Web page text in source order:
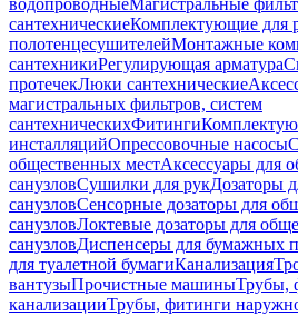
водопроводныеМагистральные
сантехническиеКомплектующие для
полотенцесушителейМонтажные
сантехникиРегулирующая арматура
протечекЛюки сантехнические
магистральных фильтров, систем
сантехническихФитинги
инсталляцийОпрессовочные насосы
общественных местАксессуары для
санузловСушилки для рукДозаторы
санузловСенсорные дозаторы для
санузловЛоктевые дозаторы для
санузловДиспенсеры для бумажных
для туалетной бумагиКанализация
вантузыПрочистные машиныТрубы,
канализацииТрубы, фитинги